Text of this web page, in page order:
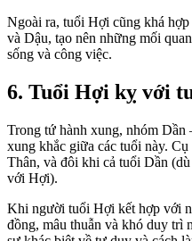
Ngoài ra, tuổi Hợi cũng khá
và Dậu, tạo nên những mối
sống và công việc.
6. Tuổi Hợi kỵ với
Trong tứ hành xung, nhóm
xung khắc giữa các tuổi này.
Thân, và đôi khi cả tuổi Dần
với Hợi).
Khi người tuổi Hợi kết hợp với
đồng, mâu thuẫn và khó duy trì